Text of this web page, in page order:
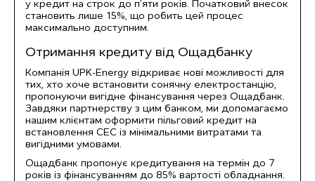
у кредит на строк до п’яти років. Початковий внесок
становить лише 15%, що робить цей процес
максимально доступним.
Отримання кредиту від Ощадбанку
Компанія UPK-Energy відкриває нові можливості для
тих, хто хоче встановити сонячну електростанцію,
пропонуючи вигідне фінансування через Ощадбанк
Завдяки партнерству з цим банком, ми допомагаємо
нашим клієнтам оформити пільговий кредит на
встановлення СЕС із мінімальними витратами та
вигідними умовами.
Ощадбанк пропонує кредитування на термін до 7
років із фінансуванням до 85% вартості обладнання.